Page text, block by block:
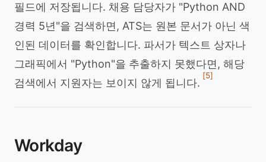
필드에 저장됩니다. 채용 담당자가 "Python AND
경력 5년"을 검색하면, ATS는 원본 문서가 아닌 색
인된 데이터를 확인합니다. 파서가 텍스트 상자나
그래픽에서 "Python"을 추출하지 못했다면, 해당
검색에서 지원자는 보이지 않게 됩니다.
[5]
Workday